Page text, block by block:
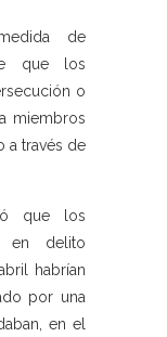
de
que los
o
miembros
a través de
que los
en delito
habrían
por una
en el